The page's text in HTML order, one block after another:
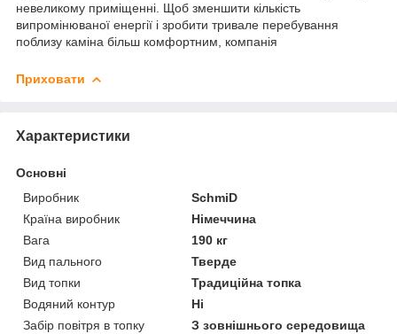
невеликому приміщенні. Щоб зменшити кількість
випромінюваної енергії і зробити тривале перебування
поблизу каміна більш комфортним, компанія
Приховати
Характеристики
Основні
Виробник
SchmiD
Країна виробник
Німеччина
Вага
190 кг
Вид пального
Тверде
Вид топки
Традиційна топка
Водяний контур
Ні
Забір повітря в топку
З зовнішнього середовища